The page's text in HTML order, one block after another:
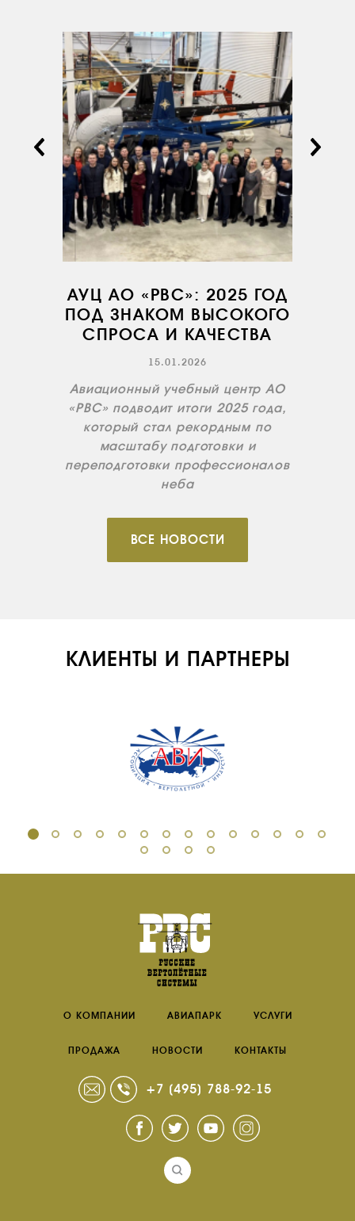
ИНФРАСТРУКТУРА
ОБУЧЕНИЕ
ИНСТРУКТОРЫ
ПРОДАЖА
ПРОДАЖА АТИ
НОВОСТИ
АУЦ АО «РВС»: 2025 ГОД
ПОД ЗНАКОМ ВЫСОКОГО
СПРОСА И КАЧЕСТВА
15.01.2026
Авиационный учебный центр АО
«РВС» подводит итоги 2025 года,
который стал рекордным по
масштабу подготовки и
переподготовки профессионалов
неба
ВСЕ НОВОСТИ
КЛИЕНТЫ И ПАРТНЕРЫ
О КОМПАНИИ АВИАПАРК УСЛУГИ
ПРОДАЖА НОВОСТИ КОНТАКТЫ
+7 (495) 788-92-15